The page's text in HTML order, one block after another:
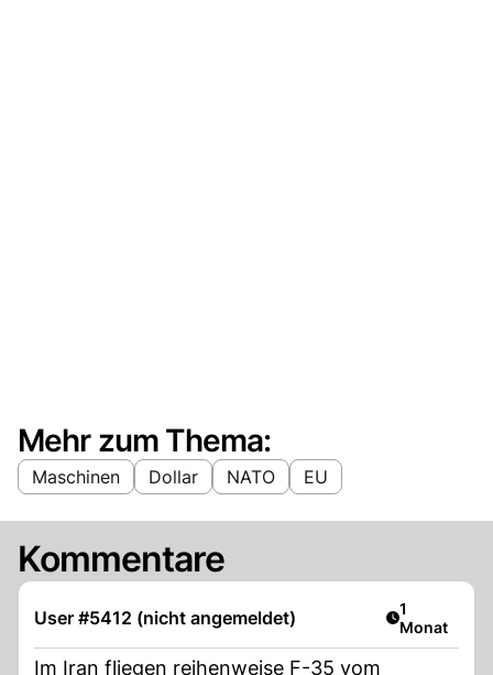
Mehr zum Thema:
Maschinen Dollar NATO EU
Kommentare
User #5412 (nicht angemeldet) Artikel
1
Monat
Im Iran fliegen reihenweise F-35 vom